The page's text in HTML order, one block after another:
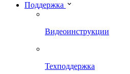
Поддержка
Видеоинструкции
Техподдержка